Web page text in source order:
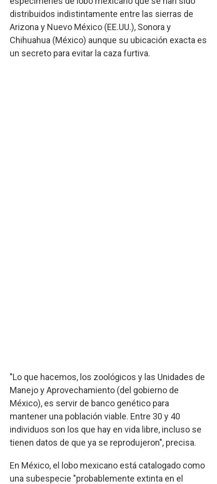
distribuidos indistintamente entre las sierras de
Arizona y Nuevo México (EE.UU.), Sonora y
Chihuahua (México) aunque su ubicación exacta es
un secreto para evitar la caza furtiva.
"Lo que hacemos, los zoológicos y las Unidades de
Manejo y Aprovechamiento (del gobierno de
México), es servir de banco genético para
mantener una población viable. Entre 30 y 40
individuos son los que hay en vida libre, incluso se
tienen datos de que ya se reprodujeron", precisa.
En México, el lobo mexicano está catalogado como
una subespecie "probablemente extinta en el